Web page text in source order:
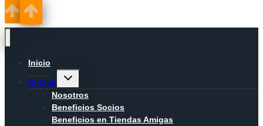
Inicio
El Club
Alternar
menú
hijo
Nosotros
Beneficios Socios
Beneficios en Tiendas Amigas